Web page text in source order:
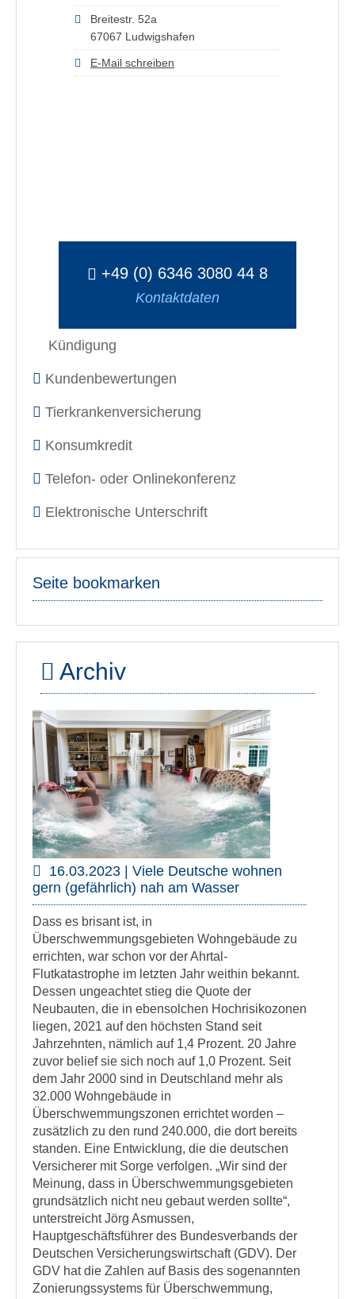
Breitestr. 52a
67067 Ludwigshafen
E-Mail schreiben
+49 (0) 6346 3080 44 8
Kontaktdaten
Kündigung
Kundenbewertungen
Tierkrankenversicherung
Konsumkredit
Telefon- oder Onlinekonferenz
Elektronische Unterschrift
Seite bookmarken
Archiv
16.03.2023 | Viele Deutsche wohnen
gern (gefährlich) nah am Wasser
Dass es brisant ist, in
Überschwemmungsgebieten Wohngebäude zu
errichten, war schon vor der Ahrtal-
Flutkatastrophe im letzten Jahr weithin bekannt.
Dessen ungeachtet stieg die Quote der
Neubauten, die in ebensolchen Hochrisikozonen
liegen, 2021 auf den höchsten Stand seit
Jahrzehnten, nämlich auf 1,4 Prozent. 20 Jahre
zuvor belief sie sich noch auf 1,0 Prozent. Seit
dem Jahr 2000 sind in Deutschland mehr als
32.000 Wohngebäude in
Überschwemmungszonen errichtet worden –
zusätzlich zu den rund 240.000, die dort bereits
standen. Eine Entwicklung, die die deutschen
Versicherer mit Sorge verfolgen. „Wir sind der
Meinung, dass in Überschwemmungsgebieten
grundsätzlich nicht neu gebaut werden sollte“,
unterstreicht Jörg Asmussen,
Hauptgeschäftsführer des Bundesverbands der
Deutschen Versicherungswirtschaft (GDV). Der
GDV hat die Zahlen auf Basis des sogenannten
Zonierungssystems für Überschwemmung,